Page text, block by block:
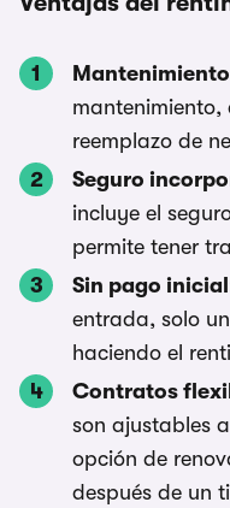
mantenimiento,
reemplazo de
Seguro
incluye el
permite tener
Sin pago inicial
entrada, solo
haciendo el
Contratos
son ajustables
opción de
después de un